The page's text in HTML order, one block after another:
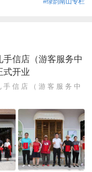
信店（游客服务中
式开业
信 店 （ 游 客 服 务 中